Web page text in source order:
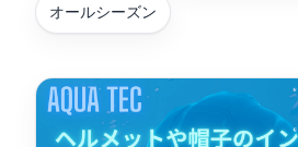
オールシーズン